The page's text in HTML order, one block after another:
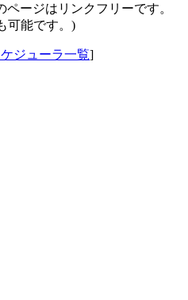
ージはリンクフリーです。
可能です。)
ジューラ一覧]